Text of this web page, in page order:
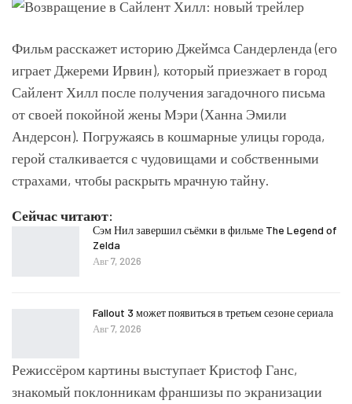
Фильм расскажет историю Джеймса Сандерленда (его
играет Джереми Ирвин), который приезжает в город
Сайлент Хилл после получения загадочного письма
от своей покойной жены Мэри (Ханна Эмили
Андерсон). Погружаясь в кошмарные улицы города,
герой сталкивается с чудовищами и собственными
страхами, чтобы раскрыть мрачную тайну.
Сейчас читают:
Сэм Нил завершил съёмки в фильме The Legend of
Zelda
Авг 7, 2026
Fallout 3 может появиться в третьем сезоне сериала
Авг 7, 2026
Режиссёром картины выступает Кристоф Ганс,
знакомый поклонникам франшизы по экранизации